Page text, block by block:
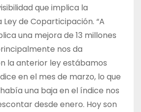
que implica la
de Coparticipación. “A
una mejora de 13 millones
nos da
la anterior ley estábamos
en el mes de marzo, lo que
una baja en el índice nos
desde enero. Hoy son